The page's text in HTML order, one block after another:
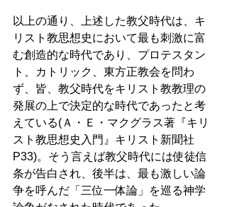
以上の通り、上述した教父時代は、キ
リスト教思想史において最も刺激に富
む創造的な時代であり、プロテスタン
ト、カトリック、東方正教会を問わ
ず、皆、教父時代をキリスト教教理の
発展の上で決定的な時代であったと考
えている(Ａ・Ｅ・マクグラス著『キリ
スト教思想史入門』キリスト新聞社
P33)。そう言えば教父時代には使徒信
条が告白され、後半は、最も激しい論
争を呼んだ「三位一体論」を巡る神学